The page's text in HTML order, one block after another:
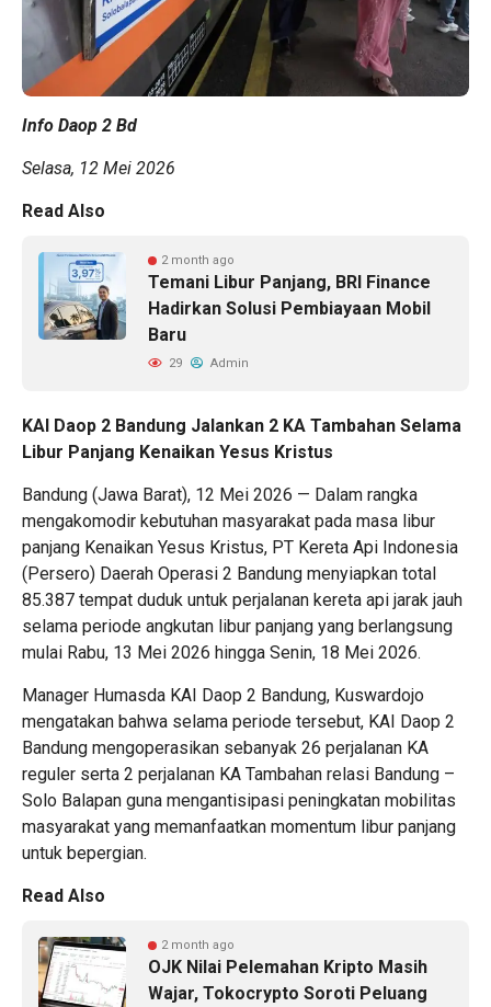
Info Daop 2 Bd
Selasa, 12 Mei 2026
Read Also
2 month ago
Temani Libur Panjang, BRI Finance
Hadirkan Solusi Pembiayaan Mobil
Baru
29 Admin
KAI Daop 2 Bandung Jalankan 2 KA Tambahan Selama
Libur Panjang Kenaikan Yesus Kristus
Bandung (Jawa Barat), 12 Mei 2026 — Dalam rangka
mengakomodir kebutuhan masyarakat pada masa libur
panjang Kenaikan Yesus Kristus, PT Kereta Api Indonesia
(Persero) Daerah Operasi 2 Bandung menyiapkan total
85.387 tempat duduk untuk perjalanan kereta api jarak jauh
selama periode angkutan libur panjang yang berlangsung
mulai Rabu, 13 Mei 2026 hingga Senin, 18 Mei 2026.
Manager Humasda KAI Daop 2 Bandung, Kuswardojo
mengatakan bahwa selama periode tersebut, KAI Daop 2
Bandung mengoperasikan sebanyak 26 perjalanan KA
reguler serta 2 perjalanan KA Tambahan relasi Bandung –
Solo Balapan guna mengantisipasi peningkatan mobilitas
masyarakat yang memanfaatkan momentum libur panjang
untuk bepergian.
Read Also
2 month ago
OJK Nilai Pelemahan Kripto Masih
Wajar, Tokocrypto Soroti Peluang